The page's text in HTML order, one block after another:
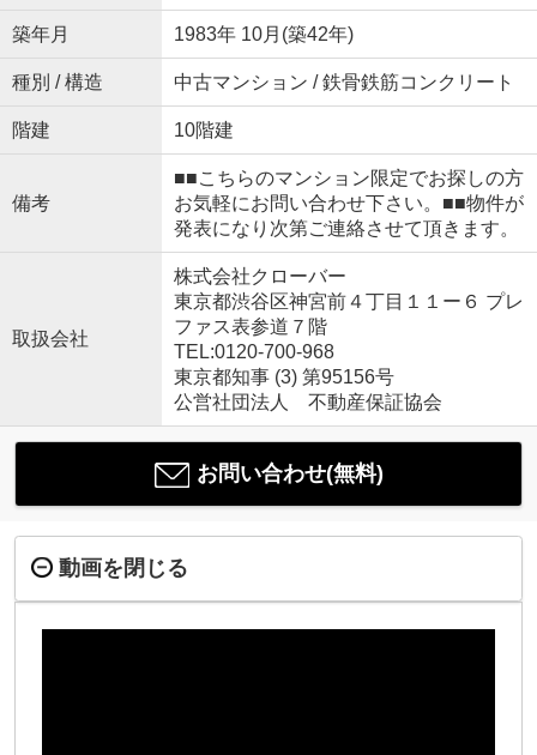
築年月 1983年 10月(築42年)
種別 / 構造 中古マンション / 鉄骨鉄筋コンクリート
階建 10階建
備考
■■こちらのマンション限定でお探しの方
お気軽にお問い合わせ下さい。■■物件が
発表になり次第ご連絡させて頂きます。
取扱会社
株式会社クローバー
東京都渋谷区神宮前４丁目１１ー６ プレ
ファス表参道７階
TEL:0120-700-968
東京都知事 (3) 第95156号
公営社団法人 不動産保証協会
お問い合わせ(無料)
動画を閉じる